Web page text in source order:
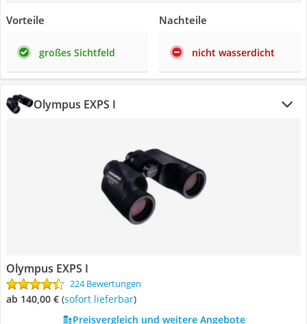
Vorteile
großes Sichtfeld
Nachteile
nicht wasserdicht
Olympus EXPS I
Olympus EXPS I
224 Bewertungen
ab 140,00 € ( Sofort lieferbar)
Preisvergleich und weitere Angebote